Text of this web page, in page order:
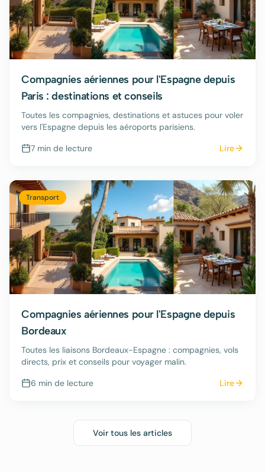
Compagnies aériennes pour l'Espagne depuis
Paris : destinations et conseils
Toutes les compagnies, destinations et astuces pour voler
vers l'Espagne depuis les aéroports parisiens.
7 min de lecture Lire
Transport
Compagnies aériennes pour l'Espagne depuis
Bordeaux
Toutes les liaisons Bordeaux-Espagne : compagnies, vols
directs, prix et conseils pour voyager malin.
6 min de lecture Lire
Voir tous les articles